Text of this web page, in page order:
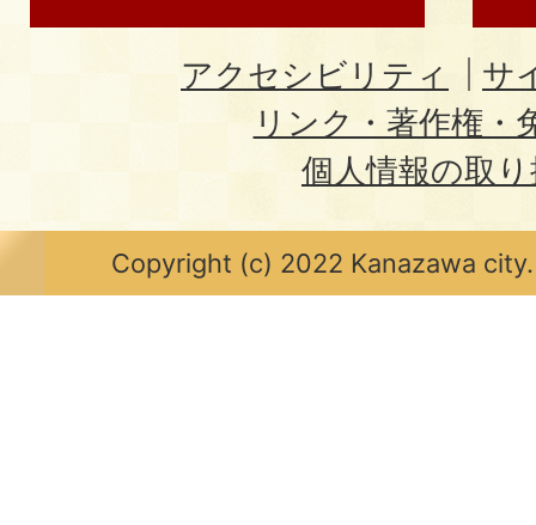
アクセシビリティ
サ
リンク・著作権・
個人情報の取
Copyright (c) 2022 Kanazawa